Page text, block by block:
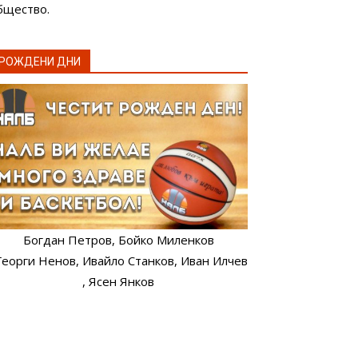
ДНИ
Богдан Петров, Бойко Миленков
Ненов, Ивайло Станков, Иван Илчев
, Ясен Янков